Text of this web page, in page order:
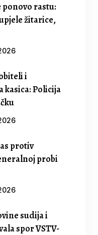
ponovo rastu:
žitarice,
i
Policija
protiv
probi
sudija i
spor VSTV-